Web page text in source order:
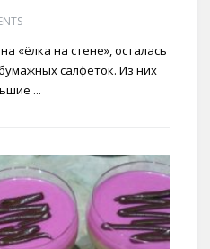
«ёлка на стене», осталась
салфеток. Из них
...